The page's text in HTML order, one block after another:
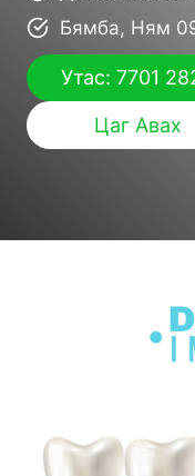
Бямба, Ням
Утас: 7701
Цаг Авах